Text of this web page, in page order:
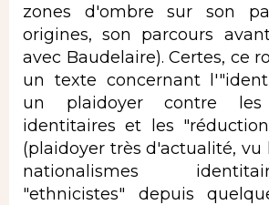
zones d'ombre sur son
origines, son parcours
avec Baudelaire). Certes, ce
un texte concernant
un plaidoyer contre les
identitaires et les
(plaidoyer très d'actualité, vu
nationalismes
"ethnicistes" depuis